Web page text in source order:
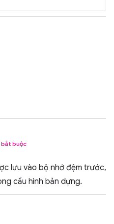
buộc
lưu vào bộ nhớ đệm trước,
cấu hình bản dựng.